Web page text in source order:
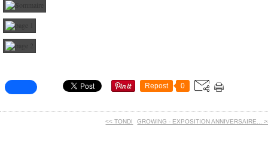
Repost 0
<< TONDI GROWING - EXPOSITION ANNIVERSAIRE...